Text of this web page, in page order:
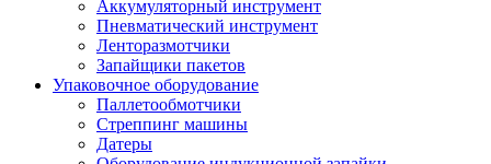
Аккумуляторный инструмент
Пневматический инструмент
Ленторазмотчики
Запайщики пакетов
Упаковочное оборудование
Паллетообмотчики
Стреппинг машины
Датеры